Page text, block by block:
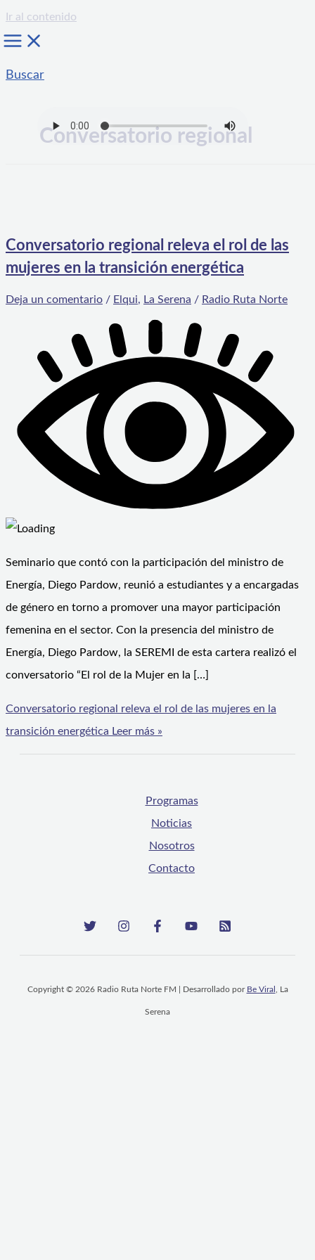
Ir al contenido
Buscar
Conversatorio regional
Conversatorio regional releva el rol de las
mujeres en la transición energética
Deja un comentario / Elqui, La Serena / Radio Ruta Norte
Seminario que contó con la participación del ministro de
Energía, Diego Pardow, reunió a estudiantes y a encargadas
de género en torno a promover una mayor participación
femenina en el sector. Con la presencia del ministro de
Energía, Diego Pardow, la SEREMI de esta cartera realizó el
conversatorio “El rol de la Mujer en la […]
Conversatorio regional releva el rol de las mujeres en la
transición energética Leer más »
Programas
Noticias
Nosotros
Contacto
Copyright © 2026 Radio Ruta Norte FM | Desarrollado por Be Viral , La
Serena